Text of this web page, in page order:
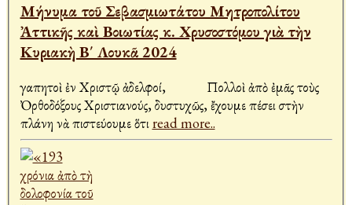
Μήνυμα τοῦ Σεβασμιωτάτου Μητροπολίτου
Ἀττικῆς καὶ Βοιωτίας κ. Χρυσοστόμου γιὰ τὴν
Κυριακὴ Β΄ Λουκᾶ 2024
Ἀγαπητοὶ ἐν Χριστῷ ἀδελφοί, Πολλοὶ ἀπὸ ἐμᾶς τοὺς
Ὀρθοδόξους Χριστιανούς, δυστυχῶς, ἔχουμε πέσει στὴν
πλάνη νὰ πιστεύουμε ὅτιread more..